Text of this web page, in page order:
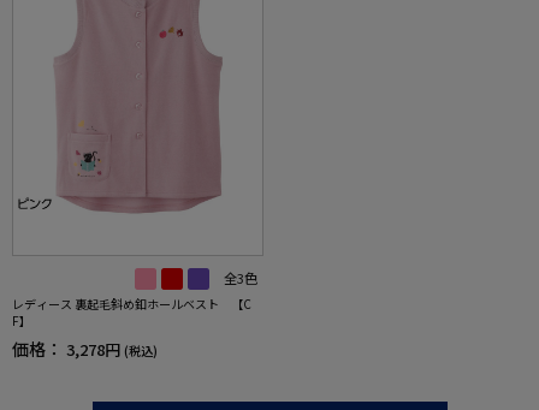
全3色
レディース 裏起毛斜め釦ホールベスト 【C
F】
価格： 3,278円 (税込)